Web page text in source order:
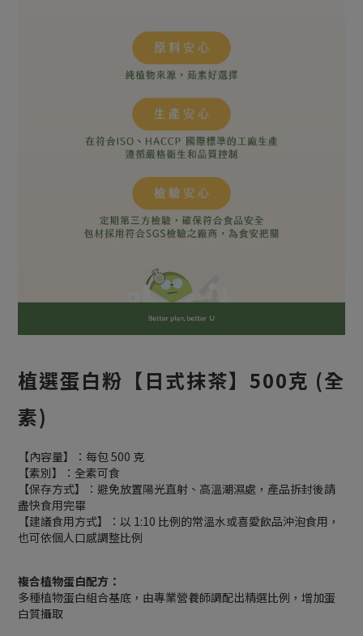
植選蛋白粉【日式抹茶】500克 (全
素)
【內容量】：每包 500 克
【素別】：全素可食
【保存方式】：避免放置陽光直射、高溫潮濕處，產品拆封後請
盡快食用完畢
【建議食用方式】：以 1:10 比例的常溫水或喜愛飲品沖泡食用，
也可依個人口感調整比例
複合植物蛋白配方：
多種植物蛋白組合基底，由專業營養師調配出精選比例，增加蛋
白質攝取